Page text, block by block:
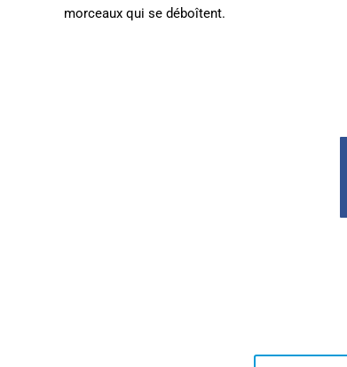
morceaux qui se déboîtent.